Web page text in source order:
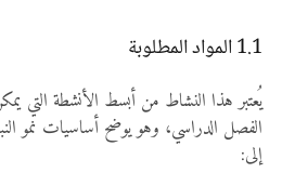
1.1 المواد المطلوبة
يُعتبر هذا النشاط من أبسط الأنشطة التي
الفصل الدراسي، وهو يوضح أساسيات نمو
إلى: